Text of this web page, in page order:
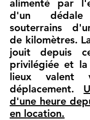
alimenté par
d'un
souterrains
de kilomètres.
jouit depuis
privilégiée et
lieux valent
déplacement.​​​​​​​​​​​​​​​​​​​​​​​​​​​​​​​​​​
d'une heure
en location.